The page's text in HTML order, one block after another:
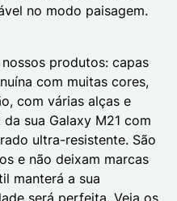
no modo paisagem.
produtos: capas
com muitas cores,
com várias alças e
sua Galaxy M21 com
ultra-resistente. São
e não deixam marcas
manterá a sua
será perfeita. Veja os